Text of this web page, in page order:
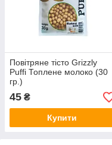
Повітряне тісто Grizzly
Puffi Топлене молоко (30
гр.)
45 ₴
Купити